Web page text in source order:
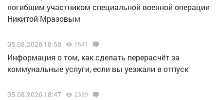
погибшим участником специальной военной операции
Никитой Мразовым
05.08.2026 18:58 2641
Информация о том, как сделать перерасчёт за
коммунальные услуги, если вы уезжали в отпуск
05.08.2026 18:47 2339